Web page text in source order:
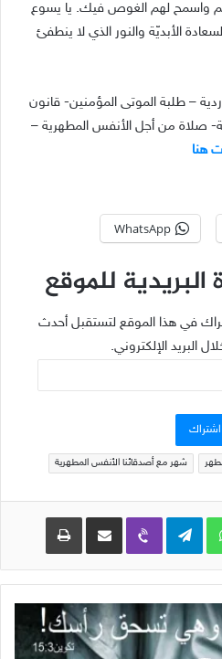
واسمح لهم الغوص فيك. يا يسوع
الأبديّة والنور الذي لا ينطفئ
– طلبة الموتى المؤمنين- قانون
صلاة من أجل الأنفس المطهرية –
هنا
WhatsApp
للموقع
في هذا الموقع لتستقبل أحدث
البريد الإلكتروني.
اشتراك
شهر مع أصدقائنا الأنفس المطهرية
WhatsApp
Telegram
Viber مشاركة عبر البريد طباعة